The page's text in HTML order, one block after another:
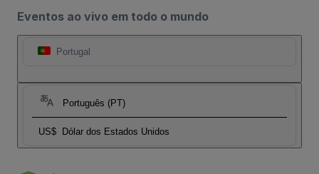
Eventos ao vivo em todo o mundo
Portugal
Português (PT)
US$ Dólar dos Estados Unidos